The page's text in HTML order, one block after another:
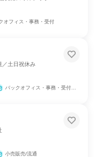
オフィス・事務・受付
／土日祝休み
バックオフィス・事務・受付、営業、経理/税務/財務、IT
小売販売/流通